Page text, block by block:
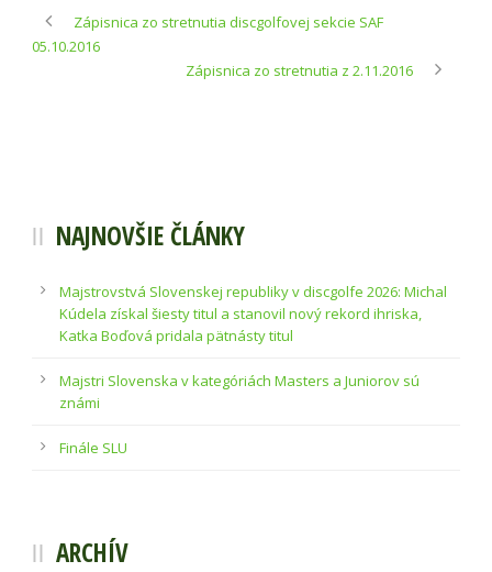
Zápisnica zo stretnutia discgolfovej sekcie SAF
05.10.2016
Zápisnica zo stretnutia z 2.11.2016
NAJNOVŠIE ČLÁNKY
Majstrovstvá Slovenskej republiky v discgolfe 2026: Michal
Kúdela získal šiesty titul a stanovil nový rekord ihriska,
Katka Boďová pridala pätnásty titul
Majstri Slovenska v kategóriách Masters a Juniorov sú
známi
Finále SLU
ARCHÍV